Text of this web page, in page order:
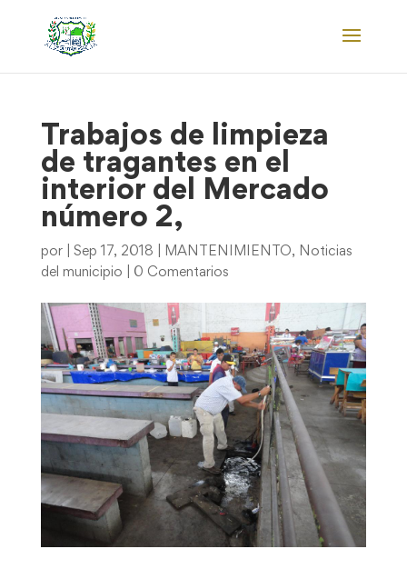
Trabajos de limpieza
de tragantes en el
interior del Mercado
número 2,
por Sep 17, 2018 MANTENIMIENTO,
Noticias
del municipio
0 Comentarios